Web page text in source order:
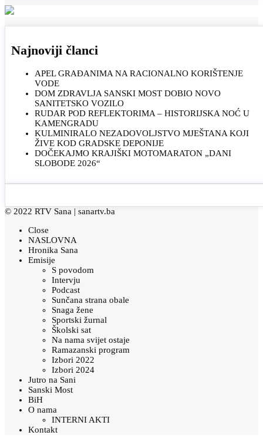
Najnoviji članci
APEL GRAĐANIMA NA RACIONALNO KORIŠTENJE
VODE
DOM ZDRAVLJA SANSKI MOST DOBIO NOVO
SANITETSKO VOZILO
RUDAR POD REFLEKTORIMA – HISTORIJSKA NOĆ U
KAMENGRADU
KULMINIRALO NEZADOVOLJSTVO MJEŠTANA KOJI
ŽIVE KOD GRADSKE DEPONIJE
DOČEKAJMO KRAJIŠKI MOTOMARATON „DANI
SLOBODE 2026“
© 2022 RTV Sana | sanartv.ba
Close
NASLOVNA
Hronika Sana
Emisije
S povodom
Intervju
Podcast
Sunčana strana obale
Snaga žene
Sportski žurnal
Školski sat
Na nama svijet ostaje
Ramazanski program
Izbori 2022
Izbori 2024
Jutro na Sani
Sanski Most
BiH
O nama
INTERNI AKTI
Kontakt